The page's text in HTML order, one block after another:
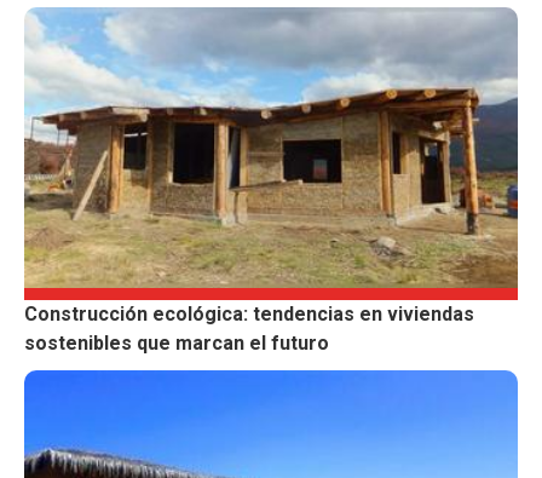
Construcción ecológica: tendencias en viviendas
sostenibles que marcan el futuro